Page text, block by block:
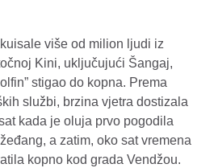
više od milion ljudi iz
Kini, uključujući Šangaj,
stigao do kopna. Prema
službi, brzina vjetra dostizala
kada je oluja prvo pogodila
a zatim, oko sat vremena
kopno kod grada Vendžou.